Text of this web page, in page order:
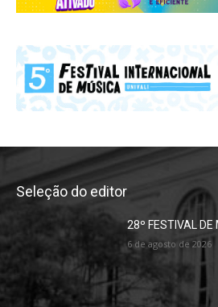
Seleção do editor
28º FESTIVAL DE
6 de agosto de 2026